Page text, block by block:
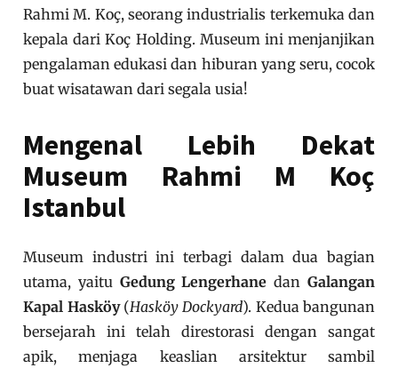
Rahmi M. Koç, seorang industrialis terkemuka dan
kepala dari Koç Holding. Museum ini menjanjikan
pengalaman edukasi dan hiburan yang seru, cocok
buat wisatawan dari segala usia!
Mengenal Lebih Dekat
Museum Rahmi M Koç
Istanbul
Museum industri ini terbagi dalam dua bagian
utama, yaitu Gedung Lengerhane dan Galangan
Kapal Hasköy(Hasköy Dockyard). Kedua bangunan
bersejarah ini telah direstorasi dengan sangat
apik, menjaga keaslian arsitektur sambil